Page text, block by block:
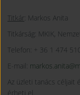
Titkár: Markos Anita
Titkárság: MKIK,
Telefon: + 36 1 474
E-mail:
Az üzleti tanács céljait
érheti el.